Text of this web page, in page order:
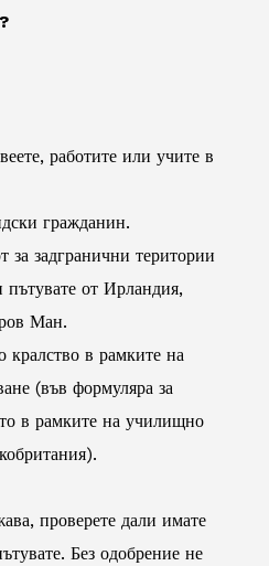
работите или учите в
гражданин.
за задгранични територии
от Ирландия,
Ман.
в рамките на
(във формуляра за
в рамките на училищно
проверете дали имате
Без одобрение не